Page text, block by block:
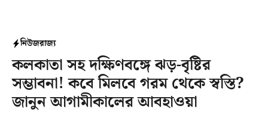
নিউজরাজ্য
কলকাতা সহ দক্ষিণবঙ্গে ঝড়-বৃষ্টির
সম্ভাবনা! কবে মিলবে গরম থেকে স্বস্তি?
জানুন আগামীকালের আবহাওয়া